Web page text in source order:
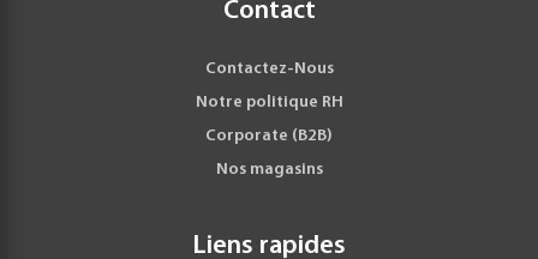
Contact
Contactez-Nous
Notre politique RH
Corporate (B2B)
Nos magasins
Liens rapides